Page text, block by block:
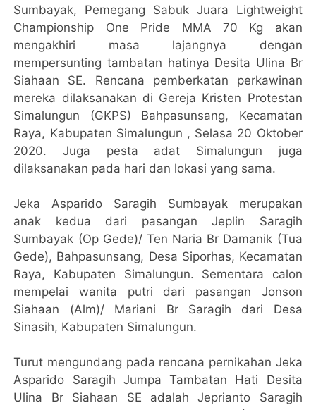
Sumbayak, Pemegang Sabuk Juara Lightweight
Championship One Pride MMA 70 Kg akan
mengakhiri masa lajangnya dengan
mempersunting tambatan hatinya Desita Ulina Br
Siahaan SE. Rencana pemberkatan perkawinan
mereka dilaksanakan di Gereja Kristen Protestan
Simalungun (GKPS) Bahpasunsang, Kecamatan
Raya, Kabupaten Simalungun , Selasa 20 Oktober
2020. Juga pesta adat Simalungun juga
dilaksanakan pada hari dan lokasi yang sama.
Jeka Asparido Saragih Sumbayak merupakan
anak kedua dari pasangan Jeplin Saragih
Sumbayak (Op Gede)/ Ten Naria Br Damanik (Tua
Gede), Bahpasunsang, Desa Siporhas, Kecamatan
Raya, Kabupaten Simalungun. Sementara calon
mempelai wanita putri dari pasangan Jonson
Siahaan (Alm)/ Mariani Br Saragih dari Desa
Sinasih, Kabupaten Simalungun.
Turut mengundang pada rencana pernikahan Jeka
Asparido Saragih Jumpa Tambatan Hati Desita
Ulina Br Siahaan SE adalah Jeprianto Saragih